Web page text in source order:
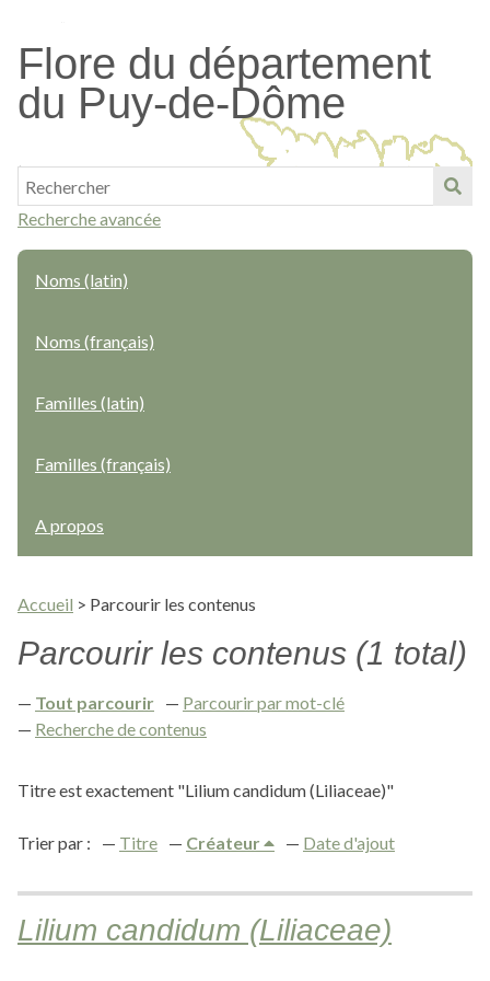
contenu
principal
Flore du département
du Puy-de-Dôme
Recherche avancée
Noms (latin)
Noms (français)
Familles (latin)
Familles (français)
A propos
Accueil > Parcourir les contenus
Parcourir les contenus (1 total)
Tout parcourir
Parcourir par mot-clé
Recherche de contenus
Titre est exactement "Lilium candidum (Liliaceae)"
Trier par : Titre Créateur Date d'ajout
Lilium candidum (Liliaceae)